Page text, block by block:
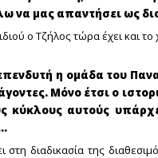
να μας απαντήσει ως
ο Τζήλος τώρα έχει και
η ομάδα του
Μόνο έτσι ο
κύκλους αυτούς
διαδικασία της